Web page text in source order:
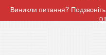
Виникли питання?